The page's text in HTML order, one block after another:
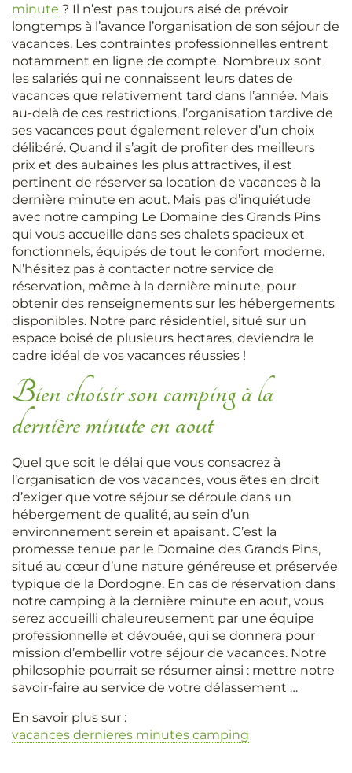
minute ? Il n’est pas toujours aisé de prévoir
longtemps à l’avance l’organisation de son séjour de
vacances. Les contraintes professionnelles entrent
notamment en ligne de compte. Nombreux sont
les salariés qui ne connaissent leurs dates de
vacances que relativement tard dans l’année. Mais
au-delà de ces restrictions, l’organisation tardive de
ses vacances peut également relever d’un choix
délibéré. Quand il s’agit de profiter des meilleurs
prix et des aubaines les plus attractives, il est
pertinent de réserver sa location de vacances à la
dernière minute en aout. Mais pas d’inquiétude
avec notre camping Le Domaine des Grands Pins
qui vous accueille dans ses chalets spacieux et
fonctionnels, équipés de tout le confort moderne.
N’hésitez pas à contacter notre service de
réservation, même à la dernière minute, pour
obtenir des renseignements sur les hébergements
disponibles. Notre parc résidentiel, situé sur un
espace boisé de plusieurs hectares, deviendra le
cadre idéal de vos vacances réussies !
Bien choisir son camping à la
dernière minute en aout
Quel que soit le délai que vous consacrez à
l’organisation de vos vacances, vous êtes en droit
d’exiger que votre séjour se déroule dans un
hébergement de qualité, au sein d’un
environnement serein et apaisant. C’est la
promesse tenue par le Domaine des Grands Pins,
situé au cœur d’une nature généreuse et préservée
typique de la Dordogne. En cas de réservation dans
notre camping à la dernière minute en aout, vous
serez accueilli chaleureusement par une équipe
professionnelle et dévouée, qui se donnera pour
mission d’embellir votre séjour de vacances. Notre
philosophie pourrait se résumer ainsi : mettre notre
savoir-faire au service de votre délassement …
En savoir plus sur :
vacances dernieres minutes camping